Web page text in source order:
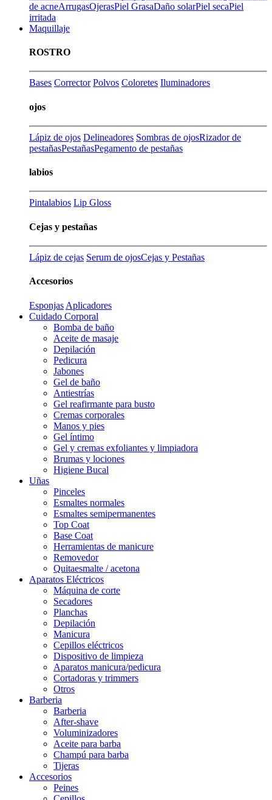
de acneArrugasOjerasPiel GrasaDaño solarPiel secaPiel
irritada
Maquillaje
ROSTRO
Bases Corrector Polvos Coloretes Iluminadores
ojos
Lápiz de ojos Delineadores Sombras de ojosRizador de
pestañasPestañasPegamento de pestañas
labios
Pintalabios Lip Gloss
Cejas y pestañas
Lápiz de cejas Serum de ojosCejas y Pestañas
Accesorios
Esponjas Aplicadores
Cuidado Corporal
Bomba de baño
Aceite de masaje
Depilación
Pedicura
Jabones
Gel de baño
Antiestrías
Gel reafirmante para busto
Cremas corporales
Manos y pies
Gel íntimo
Gel y cremas exfoliantes y limpiadora
Brumas y lociones
Higiene Bucal
Uñas
Pinceles
Esmaltes normales
Esmaltes semipermanentes
Top Coat
Base Coat
Herramientas de manicure
Removedor
Quitaesmalte / acetona
Aparatos Eléctricos
Máquina de corte
Secadores
Planchas
Depilación
Manicura
Cepillos eléctricos
Dispositivo de limpieza
Aparatos manicura/pedicura
Cortadoras y trimmers
Otros
Barberia
Barberia
After-shave
Voluminizadores
Aceite para barba
Champú para barba
Tijeras
Accesorios
Peines